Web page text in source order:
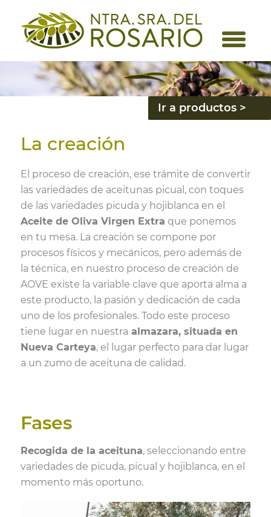
Ir a productos >
La creación
El proceso de creación, ese trámite de convertir
las variedades de aceitunas picual, con toques
de las variedades picuda y hojiblanca en el
Aceite de Oliva Virgen Extra que ponemos
en tu mesa. La creación se compone por
procesos físicos y mecánicos, pero además de
la técnica, en nuestro proceso de creación de
AOVE existe la variable clave que aporta alma a
este producto, la pasión y dedicación de cada
uno de los profesionales. Todo este proceso
tiene lugar en nuestra almazara, situada en
Nueva Carteya, el lugar perfecto para dar lugar
a un zumo de aceituna de calidad.
Fases
Recogida de la aceituna, seleccionando entre
variedades de picuda, picual y hojiblanca, en el
momento más oportuno.